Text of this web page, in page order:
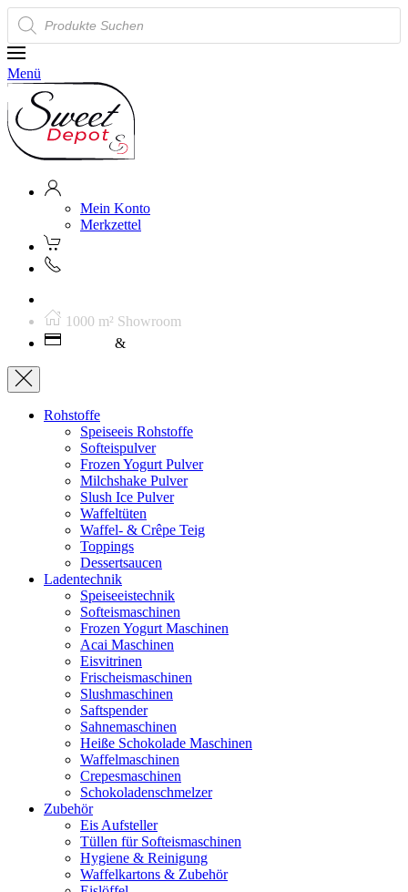
Products
search
Menü
Mein Konto
Merkzettel
1000 m² Showroom
&
Rohstoffe
Speiseeis Rohstoffe
Softeispulver
Frozen Yogurt Pulver
Milchshake Pulver
Slush Ice Pulver
Waffeltüten
Waffel- & Crêpe Teig
Toppings
Dessertsaucen
Ladentechnik
Speiseeistechnik
Softeismaschinen
Frozen Yogurt Maschinen
Acai Maschinen
Eisvitrinen
Frischeismaschinen
Slushmaschinen
Saftspender
Sahnemaschinen
Heiße Schokolade Maschinen
Waffelmaschinen
Crepesmaschinen
Schokoladenschmelzer
Zubehör
Eis Aufsteller
Tüllen für Softeismaschinen
Hygiene & Reinigung
Waffelkartons & Zubehör